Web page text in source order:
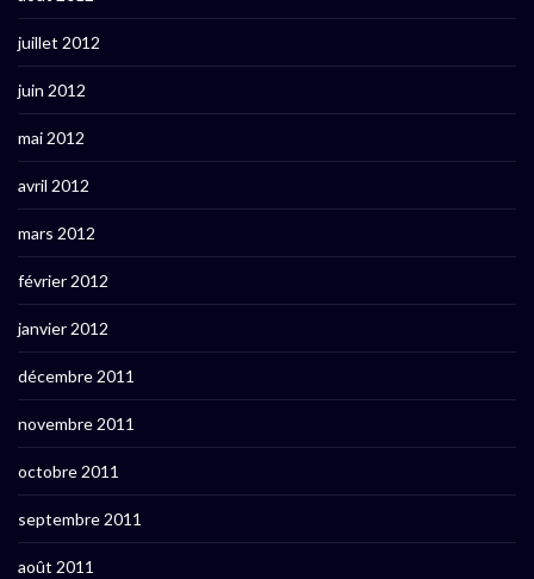
juillet 2012
juin 2012
mai 2012
avril 2012
mars 2012
février 2012
janvier 2012
décembre 2011
novembre 2011
octobre 2011
septembre 2011
août 2011